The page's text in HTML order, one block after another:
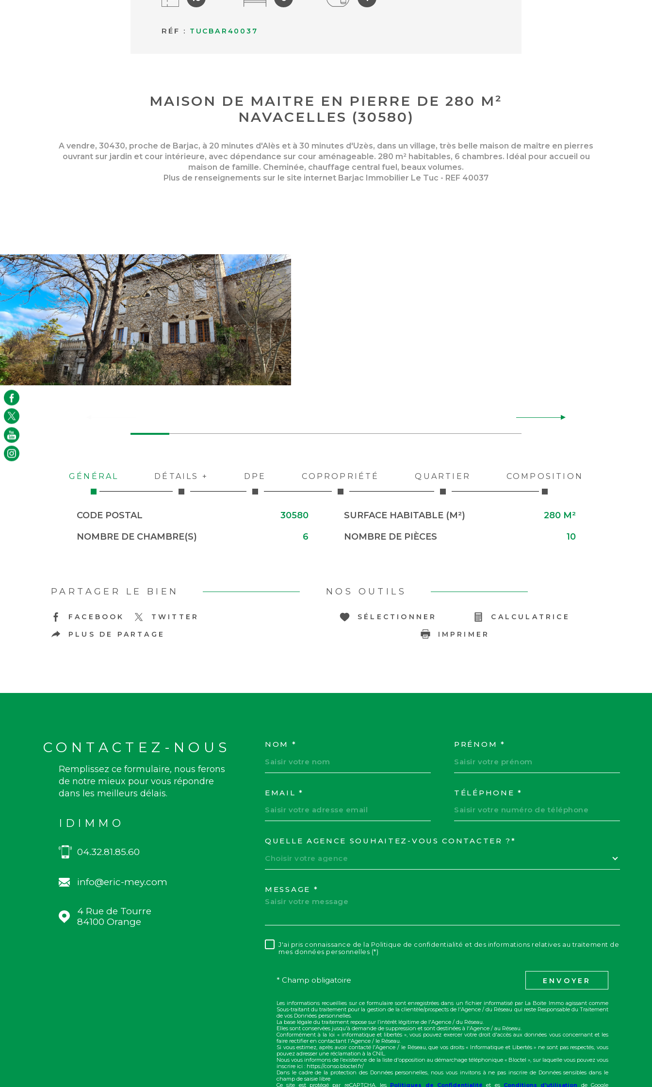
RÉF : TUCBAR40037
MAISON DE MAITRE EN PIERRE DE 280 M²
NAVACELLES (30580)
A vendre, 30430, proche de Barjac, à 20 minutes d'Alès et à 30 minutes d'Uzès, dans un village, très belle maison de maître en pierres
ouvrant sur jardin et cour intérieure, avec dépendance sur cour aménageable. 280 m² habitables, 6 chambres. Idéal pour accueil ou
maison de famille. Cheminée, chauffage central fuel, beaux volumes.
Plus de renseignements sur le site internet Barjac Immobilier Le Tuc - REF 40037
GÉNÉRAL DÉTAILS + DPE COPROPRIÉTÉ QUARTIER COMPOSITION
Caractérisque Valeurs
CODE POSTAL 30580 SURFACE HABITABLE (M²)
280 M²
NOMBRE DE CHAMBRE(S)
6 NOMBRE DE PIÈCES 10
PARTAGER LE BIEN
FACEBOOK
TWITTER
PLUS DE PARTAGE
NOS OUTILS
SÉLECTIONNER
CALCULATRICE
IMPRIMER
CONTACTEZ-NOUS
Remplissez ce formulaire, nous ferons
de notre mieux pour vous répondre
dans les meilleurs délais.
IDIMMO
04.32.81.85.60
info@eric-mey.com
4 Rue de Tourre
84100
Orange
TRAD_MELTEM_VOSCOORDONNEES
NOM * PRÉNOM *
EMAIL * TÉLÉPHONE *
TRAD_MELTEM_VOREDEMANDE
QUELLE AGENCE SOUHAITEZ-VOUS CONTACTER ?*
Choisir votre agence
MESSAGE *
RÈGLEMENTATION
J'ai pris connaissance de la Politique de confidentialité et des informations relatives au traitement de
mes données personnelles (*)
* Champ obligatoire ENVOYER
Les informations recueillies sur ce formulaire sont enregistrées dans un fichier informatisé par La Boite Immo agissant comme
Sous-traitant du traitement pour la gestion de la clientèle/prospects de l'Agence / du Réseau qui reste Responsable du Traitement
de vos Données personnelles.
La base légale du traitement repose sur l’intérêt légitime de l'Agence / du Réseau.
Elles sont conservées jusqu'à demande de suppression et sont destinées à l'Agence / au Réseau.
Conformément à la loi « informatique et libertés », vous pouvez exercer votre droit d'accès aux données vous concernant et les
faire rectifier en contactant l'Agence / le Réseau.
Si vous estimez, après avoir contacté l'Agence / le Réseau, que vos droits « Informatique et Libertés » ne sont pas respectés, vous
pouvez adresser une réclamation à la CNIL.
Nous vous informons de l’existence de la liste d'opposition au démarchage téléphonique « Bloctel », sur laquelle vous pouvez vous
inscrire ici : https://conso.bloctel.fr/
Dans le cadre de la protection des Données personnelles, nous vous invitons à ne pas inscrire de Données sensibles dans le
champ de saisie libre
Ce site est protégé par reCAPTCHA, les Politiques de Confidentialité et es Conditions d'utilisation de Google